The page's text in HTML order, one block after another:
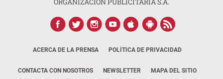
ACERCA DE LA PRENSA POLÍTICA DE PRIVACIDAD
CONTACTA CON NOSOTROS NEWSLETTER MAPA DEL SITIO